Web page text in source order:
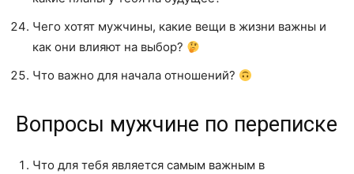
Чего хотят мужчины, какие вещи в жизни важны и
как они влияют на выбор?
Что важно для начала отношений?
Вопросы мужчине по переписке
Что для тебя является самым важным в